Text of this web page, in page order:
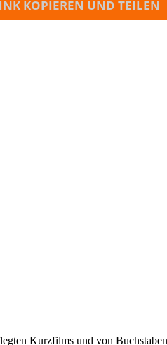
KOPIEREN UND TEILEN
Kurzfilms und von